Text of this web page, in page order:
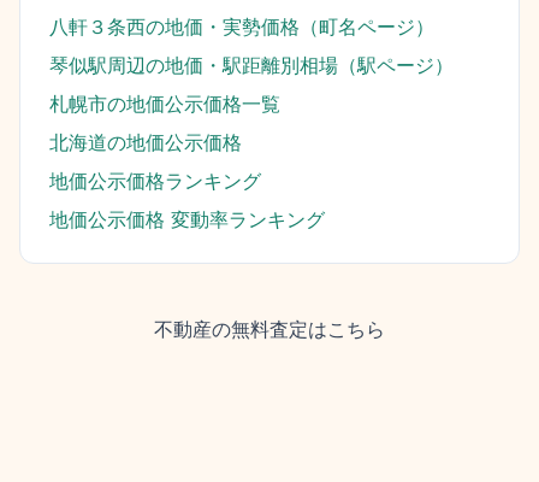
八軒３条西の地価・実勢価格（町名ページ）
琴似駅周辺の地価・駅距離別相場（駅ページ）
札幌市の地価公示価格一覧
北海道の地価公示価格
地価公示価格ランキング
地価公示価格 変動率ランキング
不動産の無料査定はこちら